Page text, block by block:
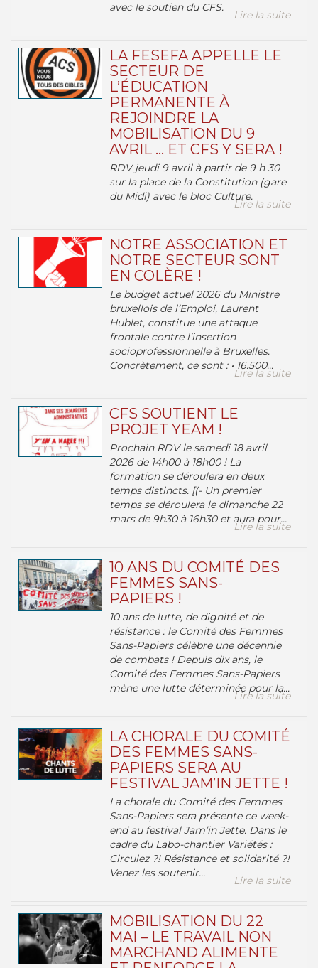
avec le soutien du CFS.
Lire la suite
LA FESEFA APPELLE LE
SECTEUR DE
L’ÉDUCATION
PERMANENTE À
REJOINDRE LA
MOBILISATION DU 9
AVRIL … ET CFS Y SERA !
RDV jeudi 9 avril à partir de 9 h 30
sur la place de la Constitution (gare
du Midi) avec le bloc Culture.
Lire la suite
NOTRE ASSOCIATION ET
NOTRE SECTEUR SONT
EN COLÈRE !
Le budget actuel 2026 du Ministre
bruxellois de l’Emploi, Laurent
Hublet, constitue une attaque
frontale contre l’insertion
socioprofessionnelle à Bruxelles.
Concrètement, ce sont : • 16.500...
Lire la suite
CFS SOUTIENT LE
PROJET YEAM !
Prochain RDV le samedi 18 avril
2026 de 14h00 à 18h00 ! La
formation se déroulera en deux
temps distincts. [(- Un premier
temps se déroulera le dimanche 22
mars de 9h30 à 16h30 et aura pour...
Lire la suite
10 ANS DU COMITÉ DES
FEMMES SANS-
PAPIERS !
10 ans de lutte, de dignité et de
résistance : le Comité des Femmes
Sans-Papiers célèbre une décennie
de combats ! Depuis dix ans, le
Comité des Femmes Sans-Papiers
mène une lutte déterminée pour la...
Lire la suite
LA CHORALE DU COMITÉ
DES FEMMES SANS-
PAPIERS SERA AU
FESTIVAL JAM’IN JETTE !
La chorale du Comité des Femmes
Sans-Papiers sera présente ce week-
end au festival Jam’in Jette. Dans le
cadre du Labo-chantier Variétés :
Circulez ?! Résistance et solidarité ?!
Venez les soutenir...
Lire la suite
MOBILISATION DU 22
MAI – LE TRAVAIL NON
MARCHAND ALIMENTE